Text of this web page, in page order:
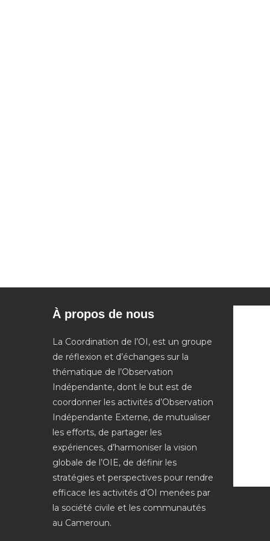
À propos de nous
La Coordination de l’OI, est un groupe
de réflexion et d’échanges sur la
thématique de l’Observation
Indépendante, dont le but est de
coordonner les activités d’Observation
Indépendante Externe, de mutualiser
les efforts, de partager les
expériences, d’harmoniser la vision
globale de l’OIE, de définir les
stratégies et perspectives pour rendre
efficace les activités d’OI menées par
la société civile et les communautés
au Cameroun.